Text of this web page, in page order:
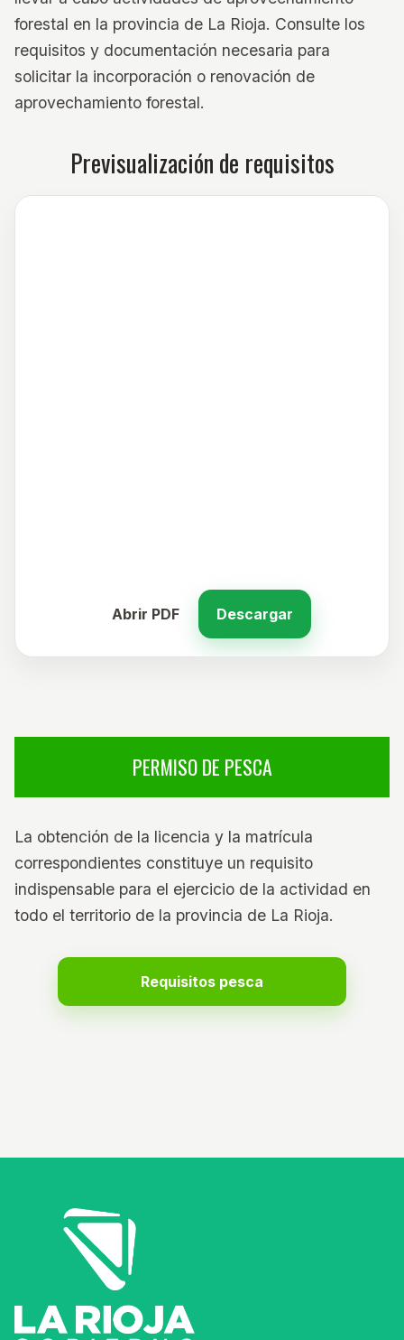
forestal en la provincia de La Rioja. Consulte los
requisitos y documentación necesaria para
solicitar la incorporación o renovación de
aprovechamiento forestal.
Previsualización de requisitos
Abrir PDF Descargar
PERMISO DE PESCA
La obtención de la licencia y la matrícula
correspondientes constituye un requisito
indispensable para el ejercicio de la actividad en
todo el territorio de la provincia de La Rioja.
Requisitos pesca